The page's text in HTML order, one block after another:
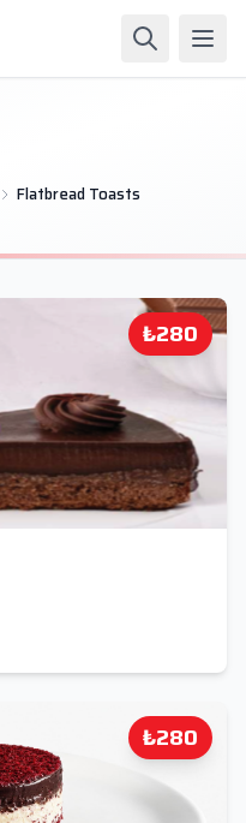
Flatbread Toasts
₺280
₺280